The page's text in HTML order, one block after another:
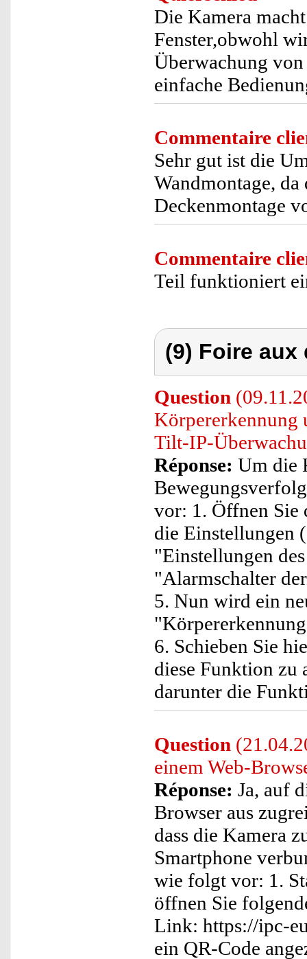
Die Kamera
Fenster,obwohl
Überwachung von
einfache
Commentaire
Sehr gut ist die
Wandmontage,
Deckenmontage
Commentaire
Teil funktioniert
(9) Foire
Question
Körpererkennung
Tilt-IP-
Réponse: Um die
vor: 1. Öffnen Sie
die Einstellungen
"Einstellungen
"Alarmschalter
5. Nun wird ein
6. Schieben Sie
diese Funktion zu
darunter die
Question
einem Web-
Réponse: Ja, auf
Browser aus
dass die Kamera
Smartphone
wie folgt vor: 1.
öffnen Sie
Link: https://ipc-
ein QR-Code